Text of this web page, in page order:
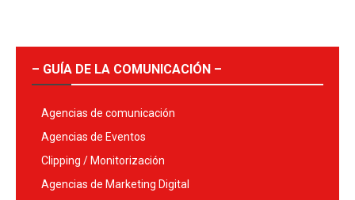
– GUÍA DE LA COMUNICACIÓN –
Agencias de comunicación
Agencias de Eventos
Clipping / Monitorización
Agencias de Marketing Digital